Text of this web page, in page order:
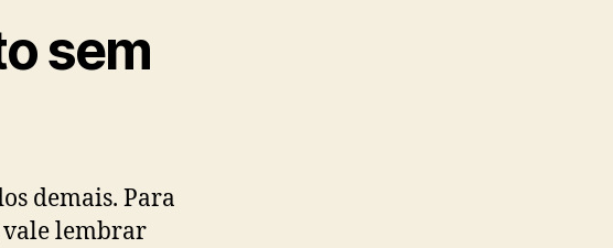
sem
demais. Para
vale lembrar